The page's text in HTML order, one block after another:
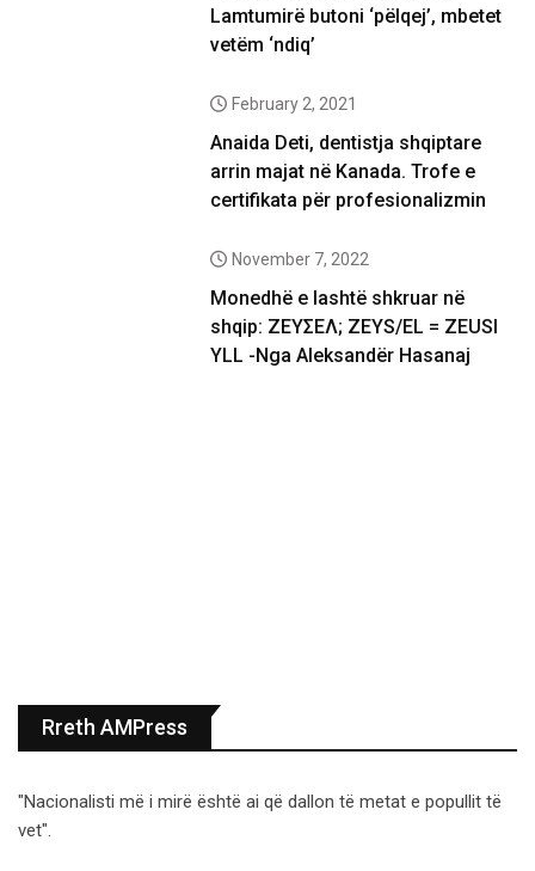
Lamtumirë butoni ‘pëlqej’, mbetet
vetëm ‘ndiq’
February 2, 2021
Anaida Deti, dentistja shqiptare
arrin majat në Kanada. Trofe e
certifikata për profesionalizmin
November 7, 2022
Monedhë e lashtë shkruar në
shqip: ΖΕΥΣΕΛ; ZEYS/EL = ZEUSI
YLL -Nga Aleksandër Hasanaj
Rreth AMPress
"Nacionalisti më i mirë është ai që dallon të metat e popullit të
vet".